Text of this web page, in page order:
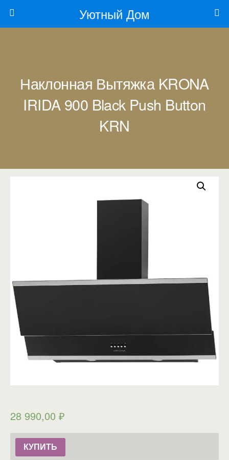
Уютный Дом
Наклонная Вытяжка KRONA
IRIDA 900 Black Push Button
KRN
28 990,00 ₽
КУПИТЬ